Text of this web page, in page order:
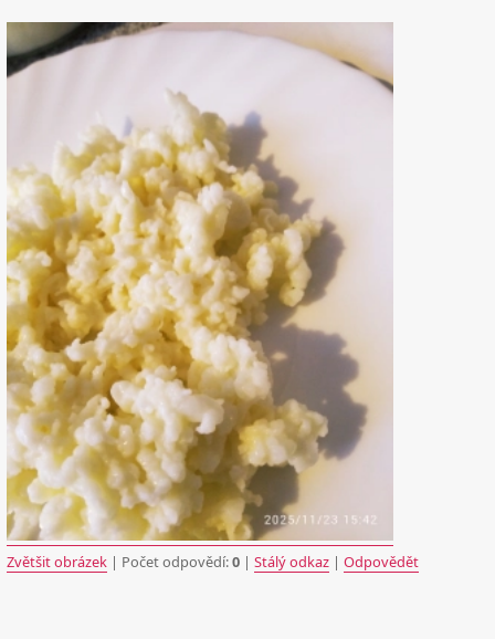
Zvětšit obrázek | Počet odpovědí:0 |Stálý odkaz |Odpovědět